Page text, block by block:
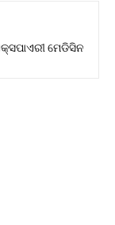
ମେଡିସିନ